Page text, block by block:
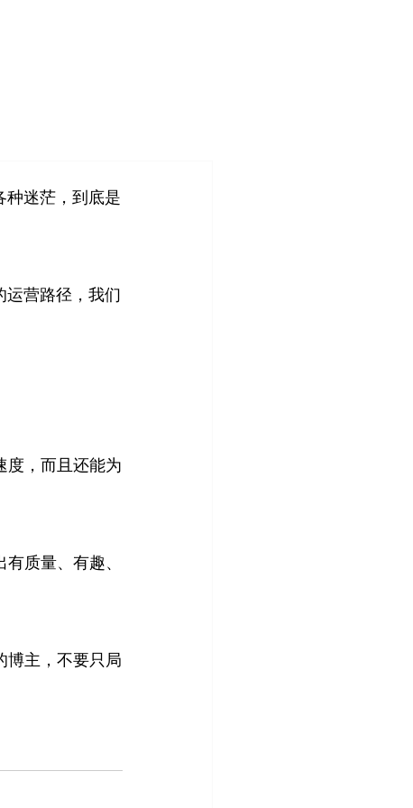
种迷茫，到底是
运营路径，我们
度，而且还能为
质量、有趣、
博主，不要只局